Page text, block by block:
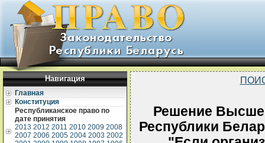
Навигация
Главная
Конституция
Республиканское право по
дате принятия
2013 2012 2011 2010 2009 2008
2007 2006 2005 2004 2003 2002
Решение
Республики